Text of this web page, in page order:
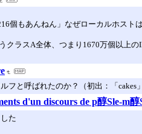
個もあんねん」なぜローカルホスト
クラスA全体、つまり1670万個以上
と呼ばれたのか？（初出：「cakes」
d'un discours de p醇Sle-m醇
た